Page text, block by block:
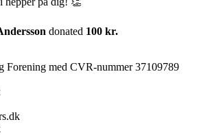
donated 100 kr.
Forening med CVR-nummer 37109789